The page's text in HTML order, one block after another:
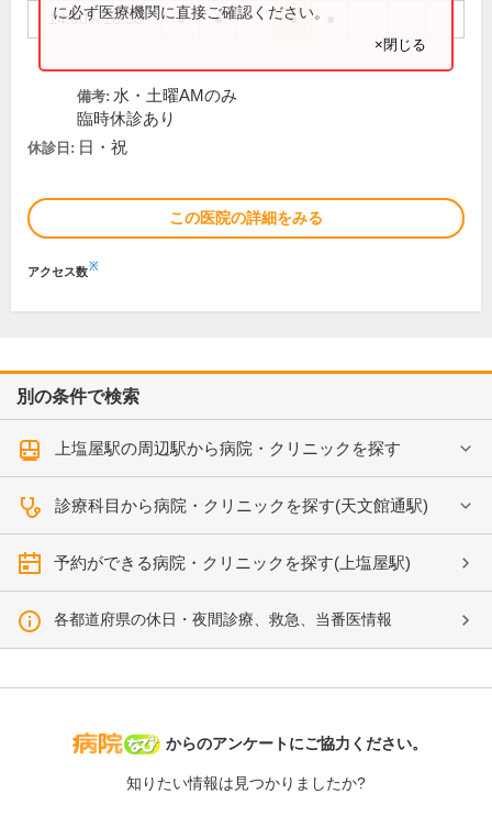
14:00～18:30 ● ● ●
に必ず医療機関に直接ご確認ください。
×閉じる
備考: 水・土曜AMのみ
臨時休診あり
休診日: 日・祝
この医院の詳細をみる
アクセス数※
別の条件で検索
上塩屋駅の周辺駅から病院・クリニックを探す
診療科目から病院・クリニックを探す(天文館通駅)
予約ができる病院・クリニックを探す(上塩屋駅)
各都道府県の休日・夜間診療、救急、当番医情報
病院なび
からのアンケートにご協力ください。
知りたい情報は見つかりましたか?